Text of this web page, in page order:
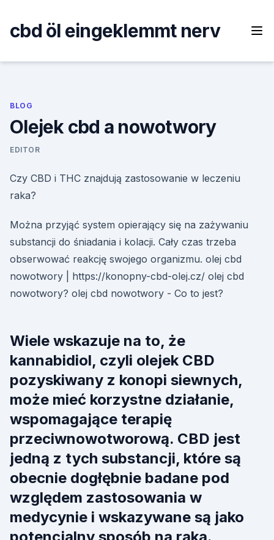
content
cbd öl eingeklemmt nerv
BLOG
Olejek cbd a nowotwory
EDITOR
Czy CBD i THC znajdują zastosowanie w leczeniu
raka?
Można przyjąć system opierający się na zażywaniu
substancji do śniadania i kolacji. Cały czas trzeba
obserwować reakcję swojego organizmu. olej cbd
nowotwory | https://konopny-cbd-olej.cz/ olej cbd
nowotwory? olej cbd nowotwory - Co to jest?
Wiele wskazuje na to, że
kannabidiol, czyli olejek CBD
pozyskiwany z konopi siewnych,
może mieć korzystne działanie,
wspomagające terapię
przeciwnowotworową. CBD jest
jedną z tych substancji, które są
obecnie dogłębnie badane pod
względem zastosowania w
medycynie i wskazywane są jako